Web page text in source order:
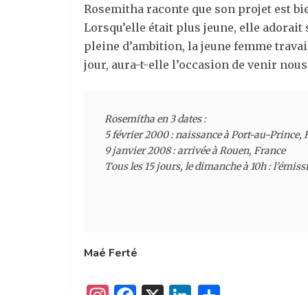
Rosemitha raconte que son projet est
Lorsqu’elle était plus jeune, elle
pleine d’ambition, la jeune femme
jour, aura-t-elle l’occasion de venir
Rosemitha en 3 dates :
5 février 2000 : naissance à Port-au-Prince,
9 janvier 2008 : arrivée à Rouen, France
Tous les 15 jours, le dimanche à 10h :
Maé Ferté